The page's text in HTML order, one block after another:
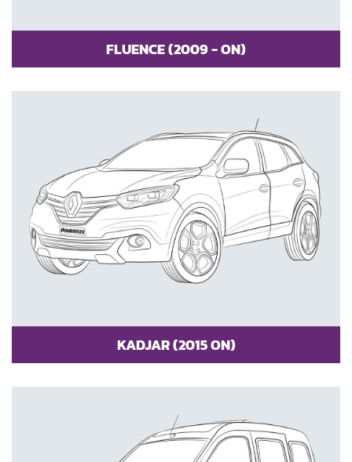
FLUENCE (2009 - ON)
KADJAR (2015 ON)